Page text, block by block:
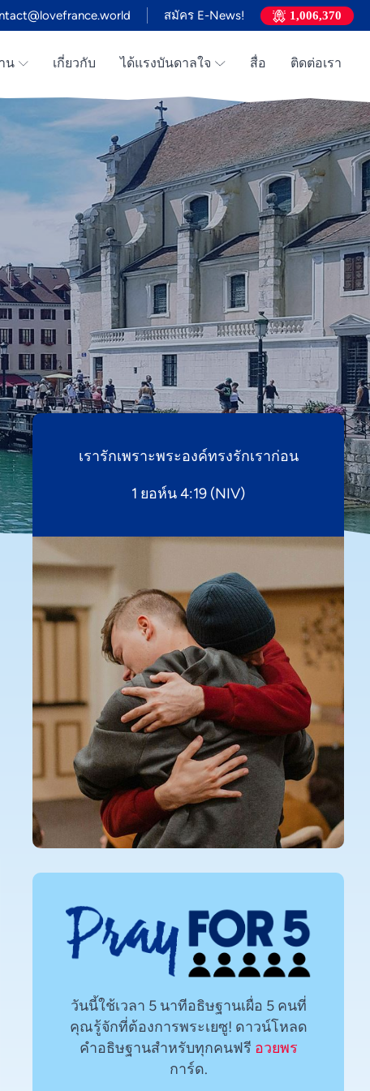
สมัคร E-News! 1,006,370
น เกี่ยวกับ ได้แรงบันดาลใจ สื่อ ติดต่อเรา
เรารักเพราะพระองค์ทรงรักเราก่อน
1 ยอห์น 4:19 (NIV)
วันนี้ใช้เวลา 5 นาทีอธิษฐานเผื่อ 5 คนที่
คุณรู้จักที่ต้องการพระเยซู! ดาวน์โหลด
คำอธิษฐานสำหรับทุกคนฟรี อวยพร
การ์ด.